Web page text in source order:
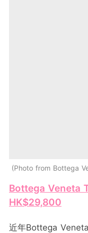
Photo from Bottega
Bottega Veneta
HK$29,800
近年Bottega